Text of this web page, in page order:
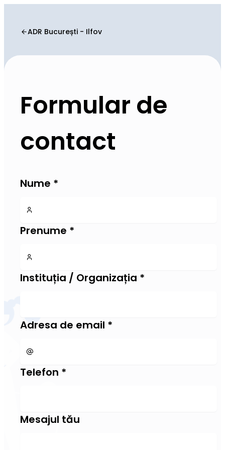
ADR București - Ilfov
Formular de
contact
Nume *
Prenume *
Instituția / Organizația *
Adresa de email *
Telefon *
Mesajul tău